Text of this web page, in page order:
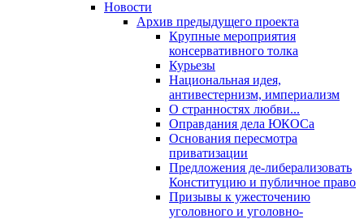
Новости
Архив предыдущего проекта
Крупные мероприятия
консервативного толка
Курьезы
Национальная идея,
антивестернизм, империализм
О странностях любви...
Оправдания дела ЮКОСа
Основания пересмотра
приватизации
Предложения де-либерализовать
Конституцию и публичное право
Призывы к ужесточению
уголовного и уголовно-